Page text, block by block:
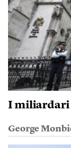
I miliardari
George